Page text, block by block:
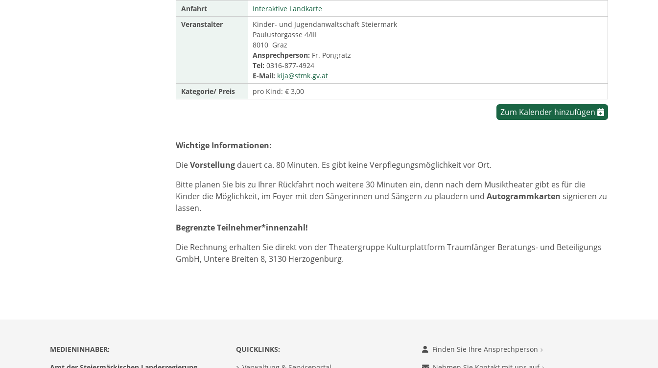
Anfahrt
Interaktive Landkarte
Veranstalter
Kinder- und Jugendanwaltschaft Steiermark
Paulustorgasse 4/III
8010 Graz
Ansprechperson: Fr. Pongratz
Tel: 0316-877-4924
E-Mail: kija@stmk.gv.at
Kategorie/ Preis
pro Kind: € 3,00
Zum Kalender hinzufügen
Wichtige Informationen:
DieVorstellungdauert ca. 80 Minuten. Es gibt keine Verpflegungsmöglichkeit vor Ort.
Bitte planen Sie bis zu Ihrer Rückfahrt noch weitere 30 Minuten ein, denn nach dem Musiktheater gibt es für die
Kinder die Möglichkeit, im Foyer mit den Sängerinnen und Sängern zu plaudern und Autogrammkarten signieren zu
lassen.
Begrenzte Teilnehmer*innenzahl!
Die Rechnung erhalten Sie direkt von der Theatergruppe Kulturplattform Traumfänger Beratungs- und Beteiligungs
GmbH, Untere Breiten 8, 3130 Herzogenburg.
MEDIENINHABER:
QUICKLINKS:
Finden Sie Ihre Ansprechperson